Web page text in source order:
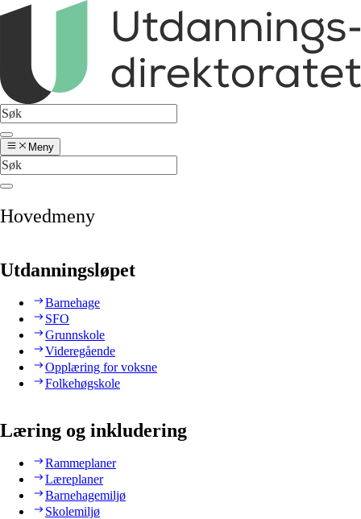
Meny
Hovedmeny
Utdanningsløpet
Barnehage
SFO
Grunnskole
Videregående
Opplæring for voksne
Folkehøgskole
Læring og inkludering
Rammeplaner
Læreplaner
Barnehagemiljø
Skolemiljø